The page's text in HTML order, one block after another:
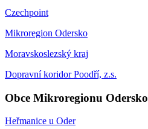
Czechpoint
Mikroregion Odersko
Moravskoslezský kraj
Dopravní koridor Poodří, z.s.
Obce Mikroregionu Odersko
Heřmanice u Oder